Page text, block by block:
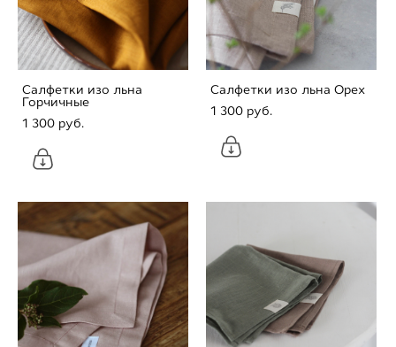
Салфетки изо льна
Горчичные
1 300 pуб.
Салфетки изо льна Орех
1 300 pуб.